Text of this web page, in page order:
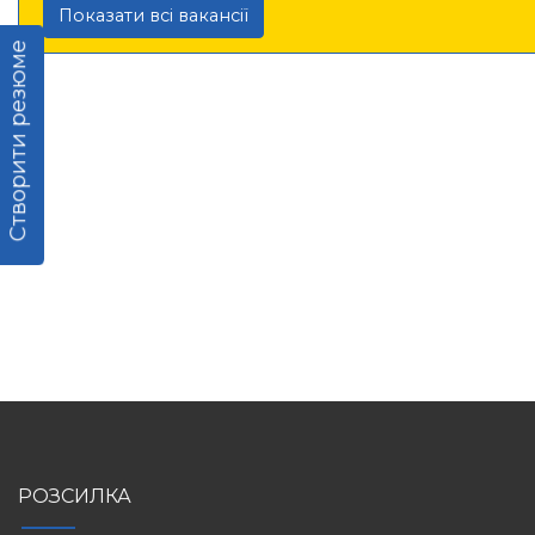
Створити резюме
Показати всі вакансії
РОЗСИЛКА